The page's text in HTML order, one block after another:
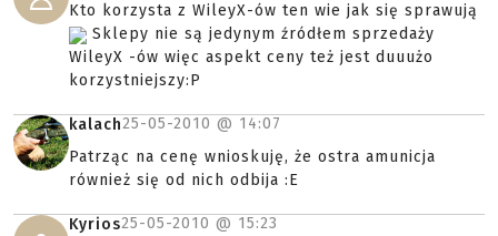
Kto korzysta z WileyX-ów ten wie jak się sprawują
Sklepy nie są jedynym źródłem sprzedaży
WileyX -ów więc aspekt ceny też jest duuużo
korzystniejszy:P
kalach25-05-2010 @ 14:07
Patrząc na cenę wnioskuję, że ostra amunicja
również się od nich odbija :E
Kyrios25-05-2010 @ 15:23